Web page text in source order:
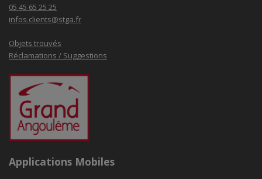
05 45 65 25 25
infos.clients@stga.fr
Objets trouvés
Réclamations / Suggestions
Applications Mobiles